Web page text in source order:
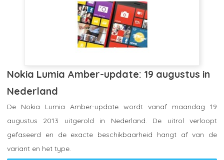
Nokia Lumia Amber-update: 19 augustus in
Nederland
De Nokia Lumia Amber-update wordt vanaf maandag 19
augustus 2013 uitgerold in Nederland. De uitrol verloopt
gefaseerd en de exacte beschikbaarheid hangt af van de
variant en het type.